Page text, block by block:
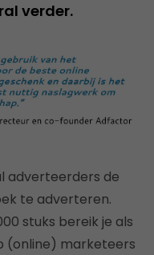
verder.
adverteerders de
te adverteren.
stuks bereik je als
(online) marketeers